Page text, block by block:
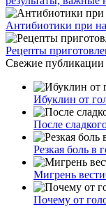
Антибиотики при
Рецепты
Свежие публикации
Ибуклин от
После
Резкая боль в
Мигрень
Почему от